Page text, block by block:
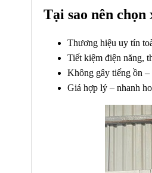
Tại sao nên chọn
Thương hiệu uy tín
Tiết kiệm điện năng,
Không gây tiếng ồn
Giá hợp lý – nhanh